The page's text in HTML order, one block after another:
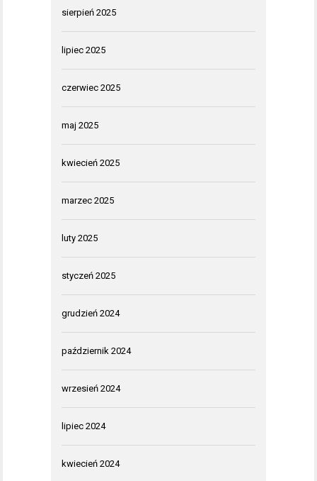
sierpień 2025
lipiec 2025
czerwiec 2025
maj 2025
kwiecień 2025
marzec 2025
luty 2025
styczeń 2025
grudzień 2024
październik 2024
wrzesień 2024
lipiec 2024
kwiecień 2024